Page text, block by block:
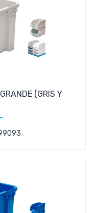
(GRIS Y